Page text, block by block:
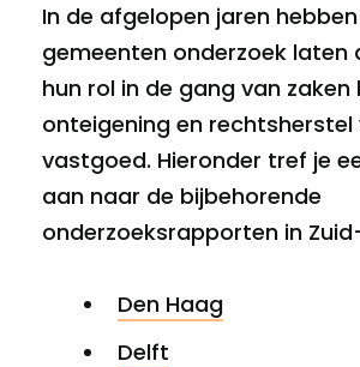
In de afgelopen jaren
gemeenten onderzoek laten
hun rol in de gang van zaken
onteigening en rechtsherstel
vastgoed. Hieronder tref je
aan naar de bijbehorende
onderzoeksrapporten in
Den Haag
Delft